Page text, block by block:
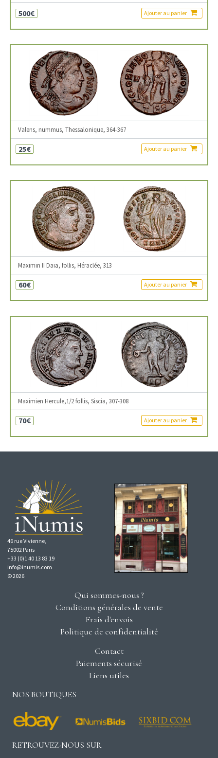
500€ Ajouter au panier
Valens, nummus, Thessalonique, 364-367
25€ Ajouter au panier
Maximin II Daia, follis, Héraclée, 313
60€ Ajouter au panier
Maximien Hercule,1/2 follis, Siscia, 307-308
70€ Ajouter au panier
46 rue Vivienne,
75002 Paris
+33 (0)1 40 13 83 19
info@inumis.com
© 2026
Qui sommes-nous ?
Conditions générales de vente
Frais d'envois
Politique de confidentialité
Contact
Paiements sécurisé
Liens utiles
NOS BOUTIQUES
RETROUVEZ-NOUS SUR